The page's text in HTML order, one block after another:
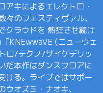
アキによるエレクトロ・
々のフェスティヴァル、
クラウドを 熱狂させ続け
KNEwwaVE (ニューウェ
ロ/テクノ/サイケデリッ
だ本作はダンスフロアに
ける。ライブではサポー
オズミ・ナオキ、